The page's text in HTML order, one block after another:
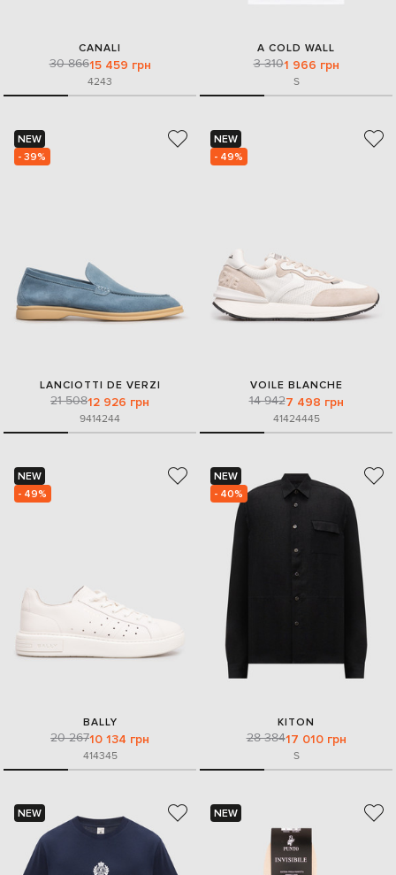
CANALI
30 86615 459 грн
4243
A COLD WALL
3 3101 966 грн
S
NEW
- 39%
LANCIOTTI DE VERZI
21 50812 926 грн
9414244
NEW
- 49%
VOILE BLANCHE
14 9427 498 грн
41424445
NEW
- 49%
BALLY
20 26710 134 грн
414345
NEW
- 40%
KITON
28 38417 010 грн
S
NEW NEW